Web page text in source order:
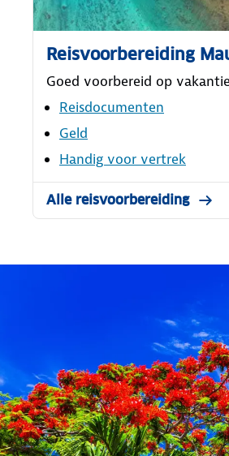
Reisvoorbereiding
Goed voorbereid op
Reisdocumenten
Geld
Handig voor vertrek
Alle reisvoorbereiding